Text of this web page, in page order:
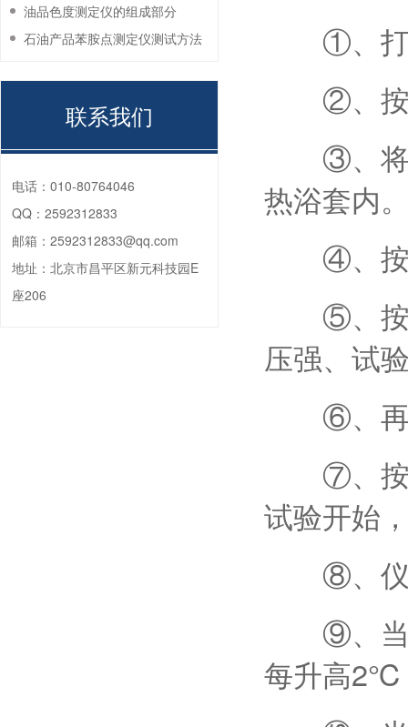
①、打
②、按上
③、将试
热浴套内
④、按
⑤、按移
压强、试
⑥、再
⑦、按下
试验开始
⑧、仪
⑨、当
每升高2℃
油品色度测定仪的组成部分
石油产品苯胺点测定仪测试方法
联系我们
电话： 010-80764046
QQ： 2592312833
邮箱： 2592312833@qq.com
地址： 北京市昌平区新元科技园E
座206